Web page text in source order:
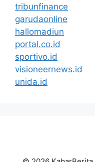
tribunfinance
garudaonline
hallomadiun
portal.co.id
sportivo.id
visioneernews.id
unida.id